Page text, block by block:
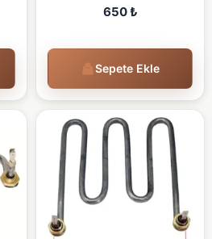
650₺
Sepete Ekle